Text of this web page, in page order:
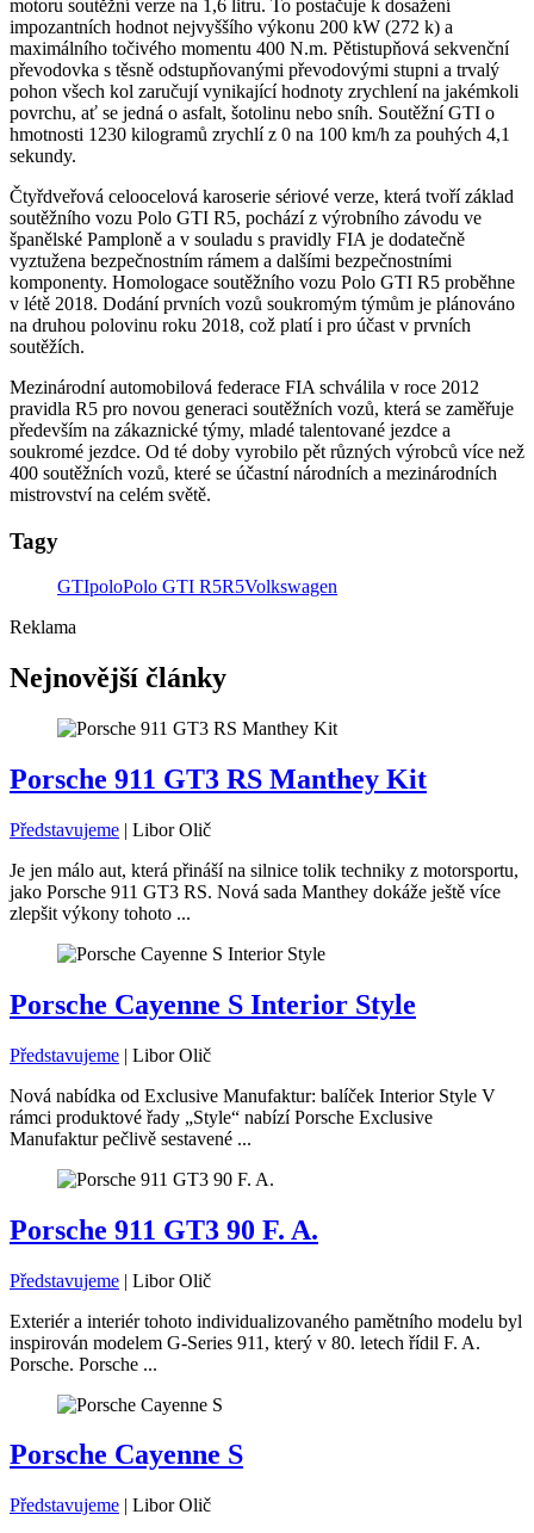
motoru soutěžní verze na 1,6 litru. To postačuje k dosažení
impozantních hodnot nejvyššího výkonu 200 kW (272 k) a
maximálního točivého momentu 400 N.m. Pětistupňová sekvenční
převodovka s těsně odstupňovanými převodovými stupni a trvalý
pohon všech kol zaručují vynikající hodnoty zrychlení na jakémkoli
povrchu, ať se jedná o asfalt, šotolinu nebo sníh. Soutěžní GTI o
hmotnosti 1230 kilogramů zrychlí z 0 na 100 km/h za pouhých 4,1
sekundy.
Čtyřdveřová celoocelová karoserie sériové verze, která tvoří základ
soutěžního vozu Polo GTI R5, pochází z výrobního závodu ve
španělské Pamploně a v souladu s pravidly FIA je dodatečně
vyztužena bezpečnostním rámem a dalšími bezpečnostními
komponenty. Homologace soutěžního vozu Polo GTI R5 proběhne
v létě 2018. Dodání prvních vozů soukromým týmům je plánováno
na druhou polovinu roku 2018, což platí i pro účast v prvních
soutěžích.
Mezinárodní automobilová federace FIA schválila v roce 2012
pravidla R5 pro novou generaci soutěžních vozů, která se zaměřuje
především na zákaznické týmy, mladé talentované jezdce a
soukromé jezdce. Od té doby vyrobilo pět různých výrobců více než
400 soutěžních vozů, které se účastní národních a mezinárodních
mistrovství na celém světě.
Tagy
GTIpoloPolo GTI R5R5Volkswagen
Reklama
Nejnovější články
Porsche 911 GT3 RS Manthey Kit
Představujeme | Libor Olič
Je jen málo aut, která přináší na silnice tolik techniky z motorsportu,
jako Porsche 911 GT3 RS. Nová sada Manthey dokáže ještě více
zlepšit výkony tohoto ...
Porsche Cayenne S Interior Style
Představujeme | Libor Olič
Nová nabídka od Exclusive Manufaktur: balíček Interior Style V
rámci produktové řady „Style“ nabízí Porsche Exclusive
Manufaktur pečlivě sestavené ...
Porsche 911 GT3 90 F. A.
Představujeme | Libor Olič
Exteriér a interiér tohoto individualizovaného pamětního modelu byl
inspirován modelem G-Series 911, který v 80. letech řídil F. A.
Porsche. Porsche ...
Porsche Cayenne S
Představujeme | Libor Olič